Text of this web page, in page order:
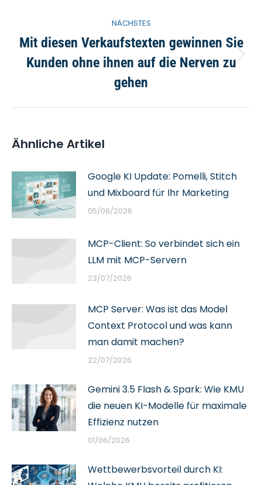
NÄCHSTES
Nächster
Beitrag:
Mit diesen Verkaufstexten gewinnen Sie
Kunden ohne ihnen auf die Nerven zu
gehen
Ähnliche Artikel
Google KI Update: Pomelli, Stitch
und Mixboard für Ihr Marketing
05/08/2026
MCP-Client: So verbindet sich ein
LLM mit MCP-Servern
23/07/2026
MCP Server: Was ist das Model
Context Protocol und was kann
man damit machen?
22/07/2026
Gemini 3.5 Flash & Spark: Wie KMU
die neuen KI-Modelle für maximale
Effizienz nutzen
01/06/2026
Wettbewerbsvorteil durch KI: